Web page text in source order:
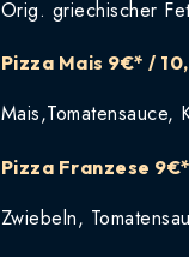
Orig. griechischer
Pizza Mais 9€* /
Mais,Tomatensauce,
Pizza Franzese
Zwiebeln,